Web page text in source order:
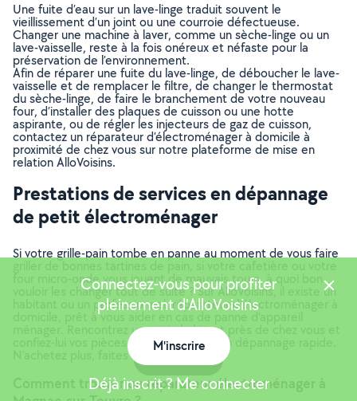
Une fuite d’eau sur un lave-linge traduit souvent le
vieillissement d’un joint ou une courroie défectueuse.
Changer une machine à laver, comme un sèche-linge ou un
lave-vaisselle, reste à la fois onéreux et néfaste pour la
préservation de l’environnement.
Afin de réparer une fuite du lave-linge, de déboucher le lave-
vaisselle et de remplacer le filtre, de changer le thermostat
du sèche-linge, de faire le branchement de votre nouveau
four, d’installer des plaques de cuisson ou une hotte
aspirante, ou de régler les injecteurs de gaz de cuisson,
contactez un réparateur d’électroménager à domicile à
proximité de chez vous sur notre plateforme de mise en
relation AlloVoisins.
Prestations de services en dépannage
de petit électroménager
Si votre grille-pain tombe en panne au moment de vous faire
four micro-onde vous jouent de mauvais tours, à quoi bon
vouloir les changer tout de suite ? Sur AlloVoisins, il existe un
habitant ou un professionnel, réparateur d’électroménager à
domicile, prêt à vous aider en cas de panne d’appareil
ménager. Rencontrez un voisin habitant près de chez vous et
confiez-lui vos pièces détachées pour un dépannage rapide.
N’achetez plus, faites réparer !
Comment trouver un réparateur électroménager à
Connectez-vous pour profiter
pleinement d'AlloVoisins
M'inscrire
Déjà inscrit ? Me connecter